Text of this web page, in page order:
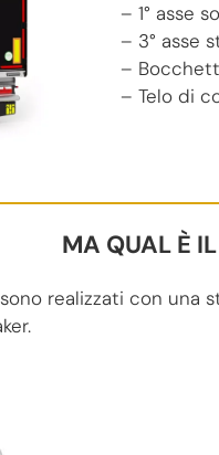
– 1° asse
– 3° asse
–
– Telo di
MA QUAL È
realizzati con